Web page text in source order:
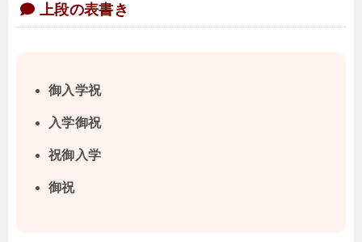
上段の表書き
御入学祝
入学御祝
祝御入学
御祝